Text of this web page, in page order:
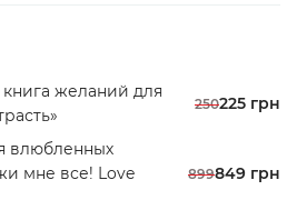
желаний для
250225 грн
влюбленных
мне все! Love
899849 грн